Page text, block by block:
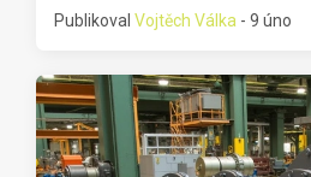
Publikoval Vojtěch Válka - 9 úno